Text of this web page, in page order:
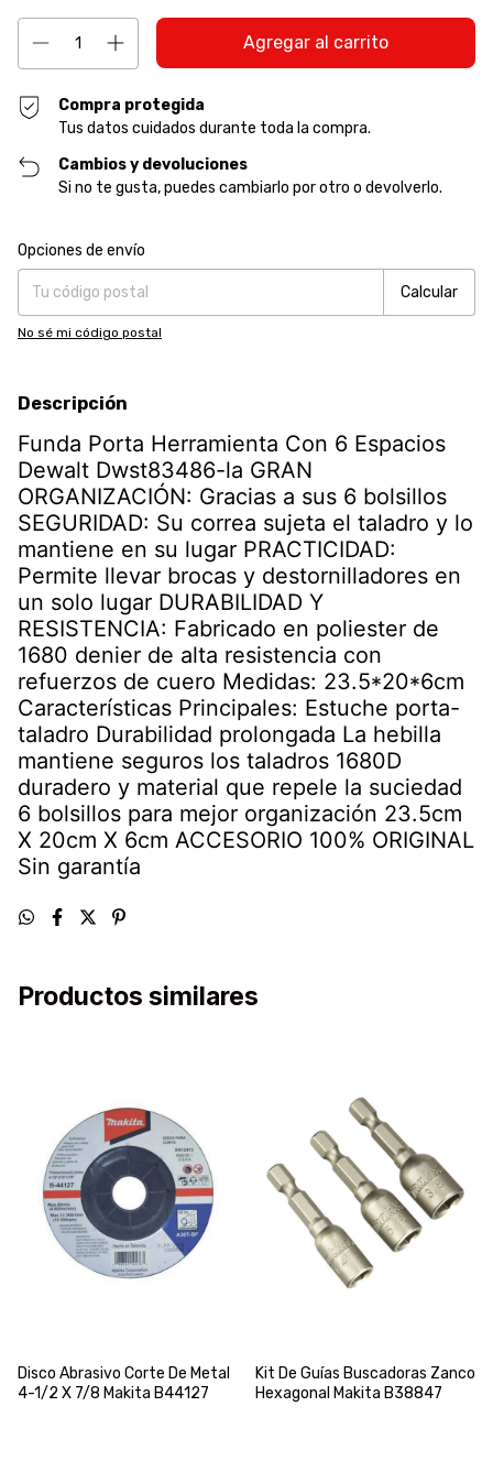
Compra protegida
Tus datos cuidados durante toda la compra.
Cambios y devoluciones
Si no te gusta, puedes cambiarlo por otro o devolverlo.
Entregas para el CP:
Opciones de envío
Calcular
No sé mi código postal
Descripción
Funda Porta Herramienta Con 6 Espacios
Dewalt Dwst83486-la GRAN
ORGANIZACIÓN: Gracias a sus 6 bolsillos
SEGURIDAD: Su correa sujeta el taladro y lo
mantiene en su lugar PRACTICIDAD:
Permite llevar brocas y destornilladores en
un solo lugar DURABILIDAD Y
RESISTENCIA: Fabricado en poliester de
1680 denier de alta resistencia con
refuerzos de cuero Medidas: 23.5*20*6cm
Características Principales: Estuche porta-
taladro Durabilidad prolongada La hebilla
mantiene seguros los taladros 1680D
duradero y material que repele la suciedad
6 bolsillos para mejor organización 23.5cm
X 20cm X 6cm ACCESORIO 100% ORIGINAL
Sin garantía
Productos similares
Disco Abrasivo Corte De Metal
4-1/2 X 7/8 Makita B44127
Kit De Guías Buscadoras Zanco
Hexagonal Makita B38847